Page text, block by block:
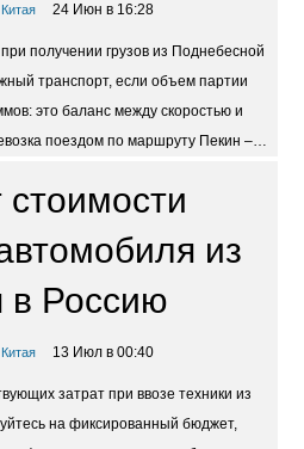
24 Июн в 16:28
получении грузов из Поднебесной
транспорт, если объем партии
это баланс между скоростью и
поездом по маршруту Пекин –…
стоимости
из
в Россию
13 Июл в 00:40
затрат при ввозе техники из
на фиксированный бюджет,